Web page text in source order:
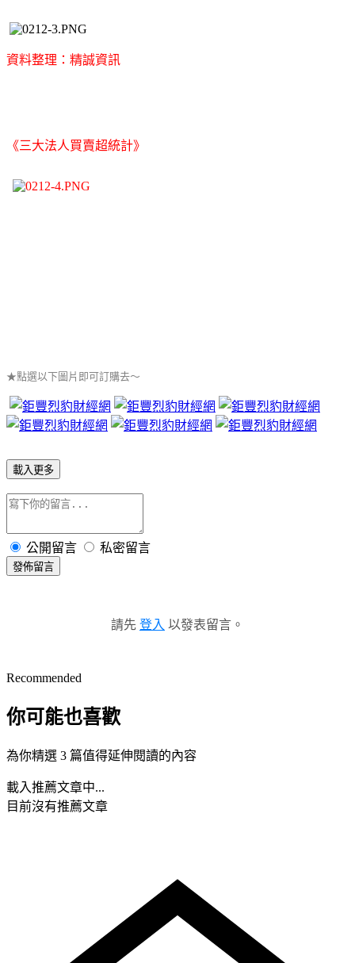
資料整理：精誠資訊
《三大法人買賣超統計》
★點選以下圖片即可訂購去～
載入更多
公開留言 私密留言
發佈留言
請先 登入 以發表留言。
Recommended
你可能也喜歡
為你精選 3 篇值得延伸閱讀的內容
載入推薦文章中...
目前沒有推薦文章